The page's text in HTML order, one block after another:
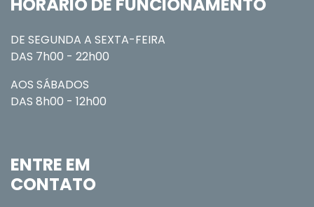
DE SEGUNDA A SEXTA-FEIRA
DAS 7h00 - 22h00
AOS SÁBADOS
DAS 8h00 - 12h00
ENTRE EM
CONTATO